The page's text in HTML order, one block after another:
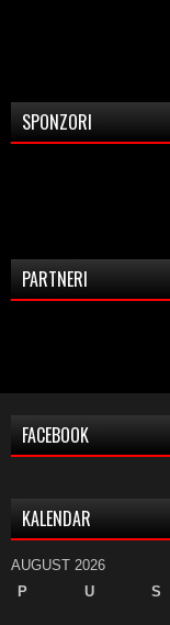
SPONZORI
PARTNERI
FACEBOOK
KALENDAR
AUGUST 2026
P
U S